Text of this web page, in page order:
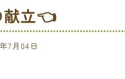
献立👈
7月04日